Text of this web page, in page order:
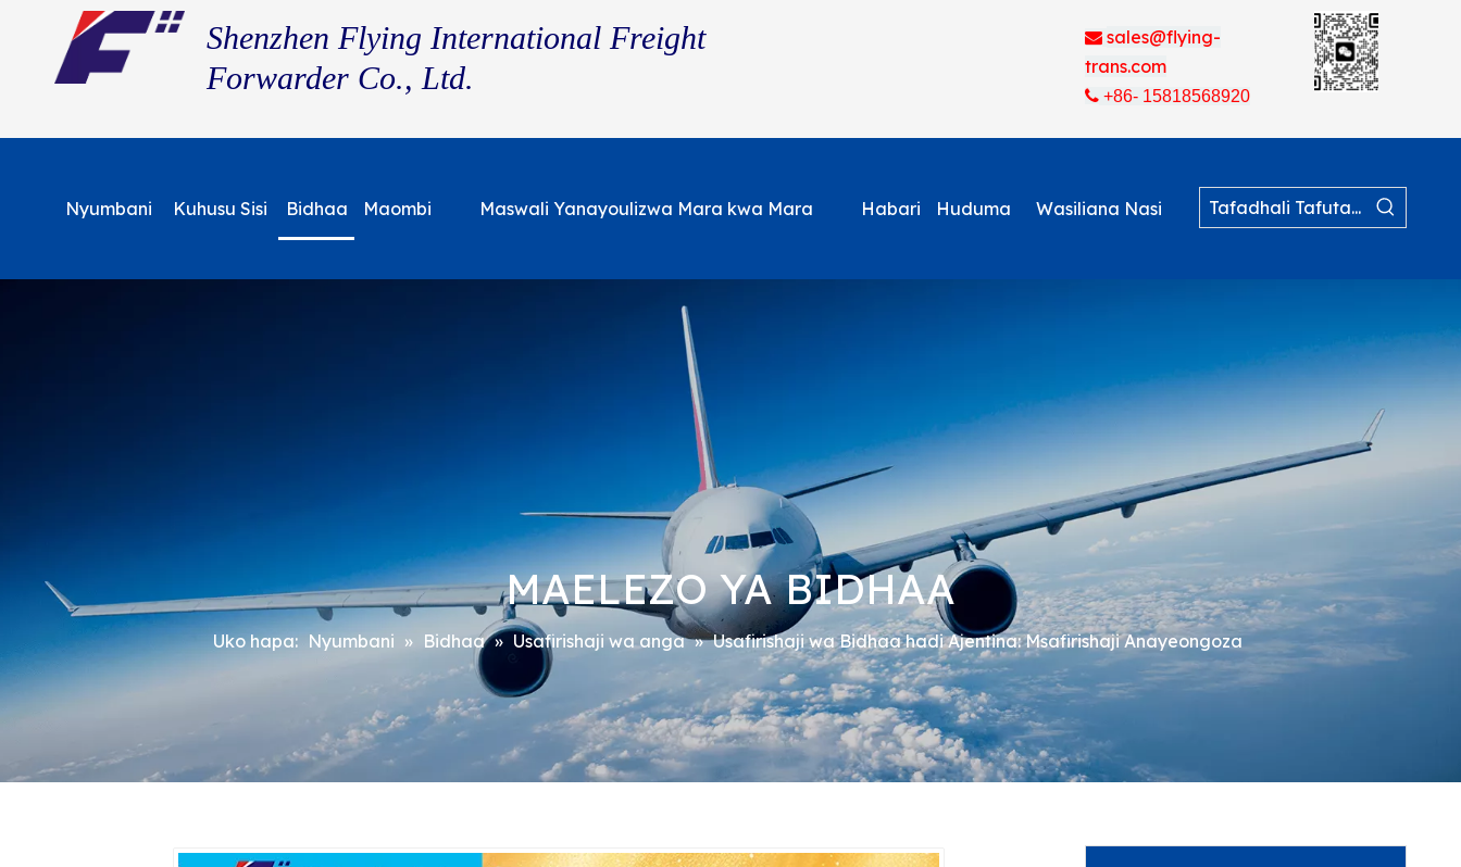
Shenzhen Flying International Freight
Forwarder Co., Ltd.
 sales@flying-
trans.com
+86- 15818568920
Nyumbani Kuhusu Sisi Bidhaa Maombi Maswali Yanayoulizwa Mara kwa Mara Habari Huduma Wasiliana Nasi
MAELEZO YA BIDHAA
Uko hapa: Nyumbani » Bidhaa » Usafirishaji wa anga » Usafirishaji wa Bidhaa hadi Ajentina: Msafirishaji Anayeongoza